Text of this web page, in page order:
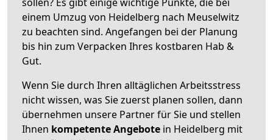
einem Umzug von Heidelberg nach Meuselwitz
zu beachten sind. Angefangen bei der Planung
bis hin zum Verpacken Ihres kostbaren Hab &
Gut.
Wenn Sie durch Ihren alltäglichen Arbeitsstress
nicht wissen, was Sie zuerst planen sollen, dann
übernehmen unsere Partner für Sie und stellen
Ihnen kompetente Angebote in Heidelberg mit